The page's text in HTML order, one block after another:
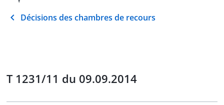
Décisions des chambres de recours
T 1231/11 du 09.09.2014